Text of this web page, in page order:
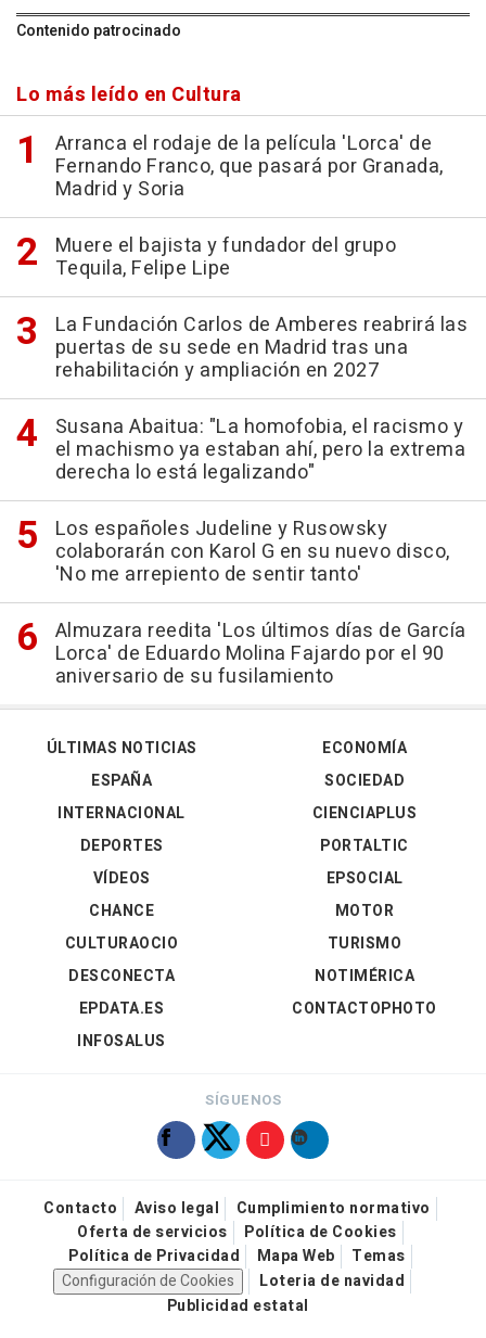
Contenido patrocinado
Lo más leído en Cultura
Arranca el rodaje de la película 'Lorca' de
Fernando Franco, que pasará por Granada,
Madrid y Soria
Muere el bajista y fundador del grupo
Tequila, Felipe Lipe
La Fundación Carlos de Amberes reabrirá las
puertas de su sede en Madrid tras una
rehabilitación y ampliación en 2027
Susana Abaitua: "La homofobia, el racismo y
el machismo ya estaban ahí, pero la extrema
derecha lo está legalizando"
Los españoles Judeline y Rusowsky
colaborarán con Karol G en su nuevo disco,
'No me arrepiento de sentir tanto'
Almuzara reedita 'Los últimos días de García
Lorca' de Eduardo Molina Fajardo por el 90
aniversario de su fusilamiento
ÚLTIMAS NOTICIAS
ESPAÑA
INTERNACIONAL
DEPORTES
VÍDEOS
ECONOMÍA
SOCIEDAD
CIENCIAPLUS
PORTALTIC
EPSOCIAL
CHANCE
CULTURAOCIO
DESCONECTA
EPDATA.ES
INFOSALUS
MOTOR
TURISMO
NOTIMÉRICA
CONTACTOPHOTO
SÍGUENOS
Contacto Aviso legal
Cumplimiento normativo
Oferta de servicios
Política de Cookies
Política de Privacidad
Mapa Web
Temas
Configuración de Cookies
Loteria de navidad
Publicidad estatal